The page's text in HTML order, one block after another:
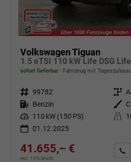
Volkswagen Tiguan
sofort lieferbar Fahrzeug mit
Fahrzeugnr. 99782 Getriebe
Kraftstoff Benzin Außenfarbe
Leistung 110 kW (150 PS) Kilometerstand
01.12.2025
41.655,– €
incl. 19% MwSt.